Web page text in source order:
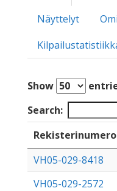
Näyttelyt
Show
Search:
Rekisterinumero
VH05-029-8418
VH05-029-2572